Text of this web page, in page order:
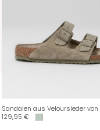
129,95 €